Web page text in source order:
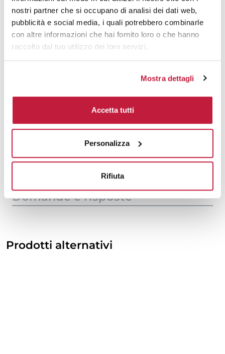
nostri partner che si occupano di analisi dei dati web,
pubblicità e social media, i quali potrebbero combinarle
con altre informazioni che hai fornito loro o che hanno
raccolto dal tuo utilizzo dei loro servizi.
Mostra dettagli
Accetta tutti
Personalizza
Rifiuta
1000 € 2,39 € 2,75
1500 € 2,33 € 2,68
2000 € 2,20
€ 2,10
Tecniche di stampa
Area di personalizzazione
Domande e risposte
Prodotti alternativi